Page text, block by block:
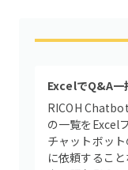
ExcelでQ&A一
RICOH
の一覧をExcel
チャットボッ
に依頼するこ